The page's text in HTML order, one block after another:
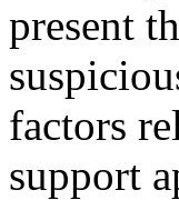
present
factors
support